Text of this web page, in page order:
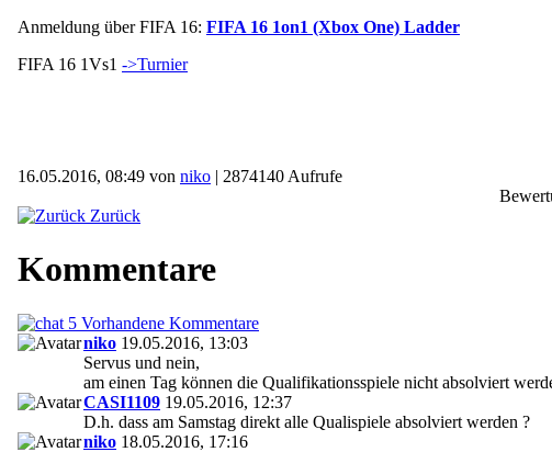
Anmeldung über FIFA 16: FIFA 16 1on1 (Xbox One) Ladder
FIFA 16 1Vs1 ->Turnier
16.05.2016, 08:49 von niko | 2874140 Aufrufe
Zurück
Kommentare
5 Vorhandene Kommentare
niko 19.05.2016, 13:03
Servus und nein,
am einen Tag können die Qualifikationsspiele nicht absolviert
CASI1109 19.05.2016, 12:37
D.h. dass am Samstag direkt alle Qualispiele absolviert werden ?
niko 18.05.2016, 17:16